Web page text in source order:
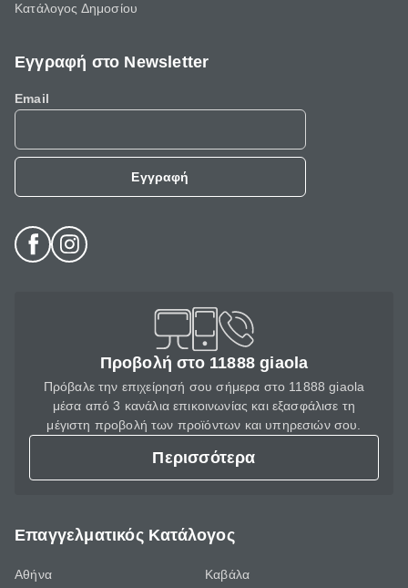
Κατάλογος Δημοσίου
Εγγραφή στο Newsletter
Email
Εγγραφή
Προβολή στο 11888 giaola
Πρόβαλε την επιχείρησή σου σήμερα στο 11888 giaola
μέσα από 3 κανάλια επικοινωνίας και εξασφάλισε τη
μέγιστη προβολή των προϊόντων και υπηρεσιών σου.
Περισσότερα
Επαγγελματικός Κατάλογος
Αθήνα
Καβάλα